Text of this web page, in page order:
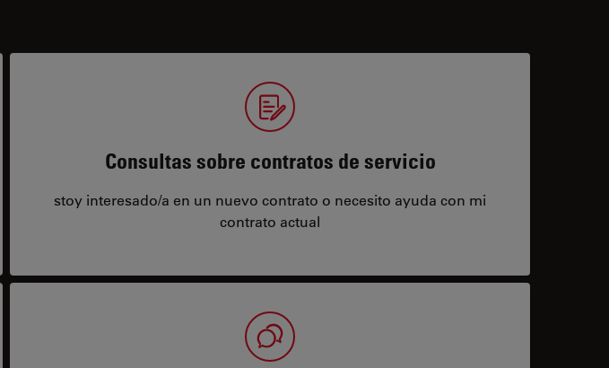
Consultas sobre contratos de servicio
stoy interesado/a en un nuevo contrato o necesito ayuda con mi
contrato actual